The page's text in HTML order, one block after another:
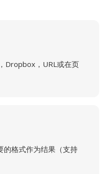
Dropbox，URL或在页
的格式作为结果（支持